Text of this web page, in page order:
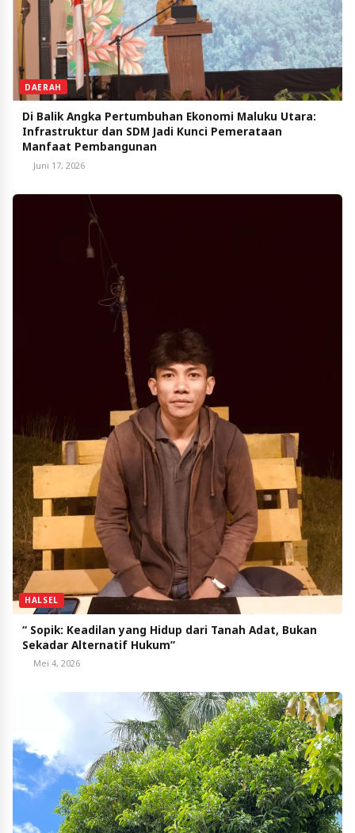
DAERAH
Di Balik Angka Pertumbuhan Ekonomi Maluku Utara:
Infrastruktur dan SDM Jadi Kunci Pemerataan
Manfaat Pembangunan
Juni 17, 2026
HALSEL
“ Sopik: Keadilan yang Hidup dari Tanah Adat, Bukan
Sekadar Alternatif Hukum”
Mei 4, 2026